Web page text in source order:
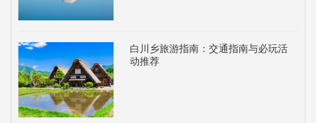
白川乡旅游指南：交通指南与必玩活
动推荐